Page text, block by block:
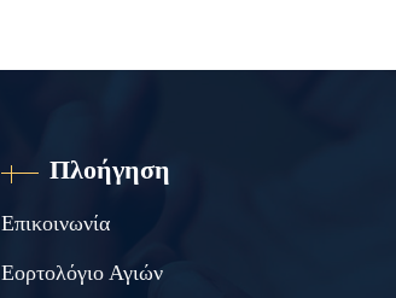
Πλοήγηση
Επικοινωνία
Εορτολόγιο Αγιών